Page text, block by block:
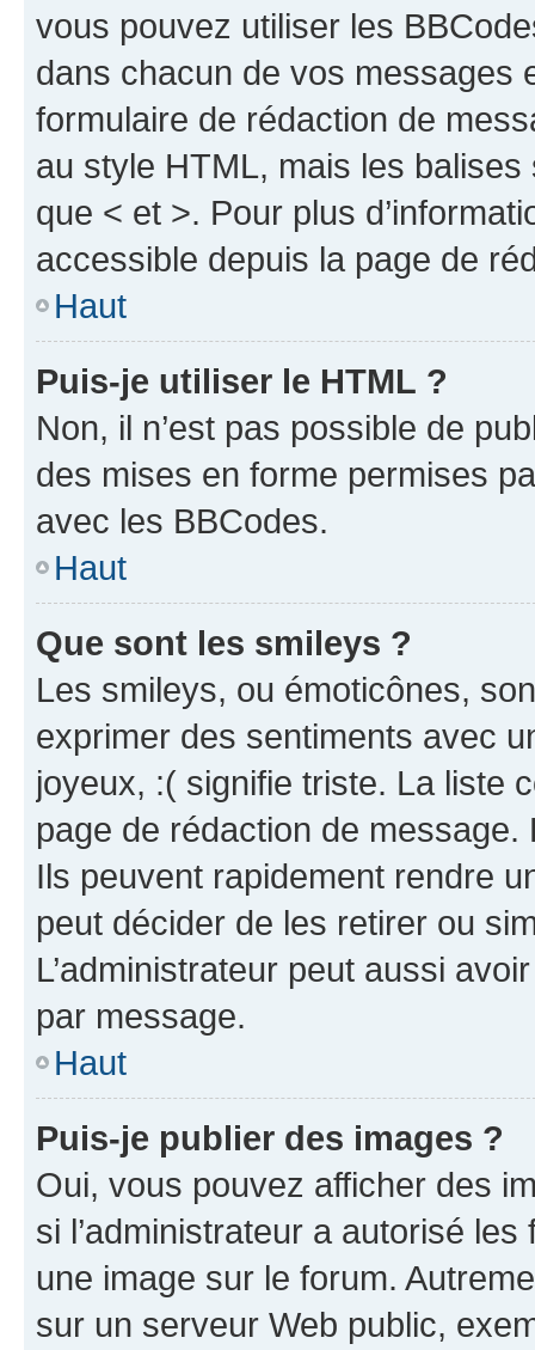
vous pouvez utiliser les
dans chacun de vos messages
formulaire de rédaction de
au style HTML, mais les
que < et >. Pour plus
accessible depuis la page de
Haut
Puis-je utiliser le HTML ?
Non, il n’est pas possible de
des mises en forme permises
avec les BBCodes.
Haut
Que sont les smileys ?
Les smileys, ou émoticônes,
exprimer des sentiments avec
joyeux, :( signifie triste. La liste
page de rédaction de
Ils peuvent rapidement rendre
peut décider de les retirer ou
L’administrateur peut aussi
par message.
Haut
Puis-je publier des images ?
Oui, vous pouvez afficher des
si l’administrateur a autorisé
une image sur le forum.
sur un serveur Web public,